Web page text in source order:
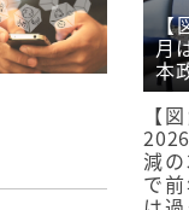
【
月
本
【
減
で